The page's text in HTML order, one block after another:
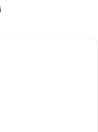
med en stor seng,